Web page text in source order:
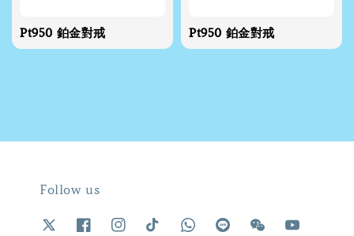
Pt950 鉑金對戒 Pt950 鉑金對戒
Follow us